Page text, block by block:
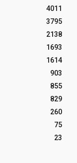
4011
3795
2138
1693
1614
903
855
829
260
75
23